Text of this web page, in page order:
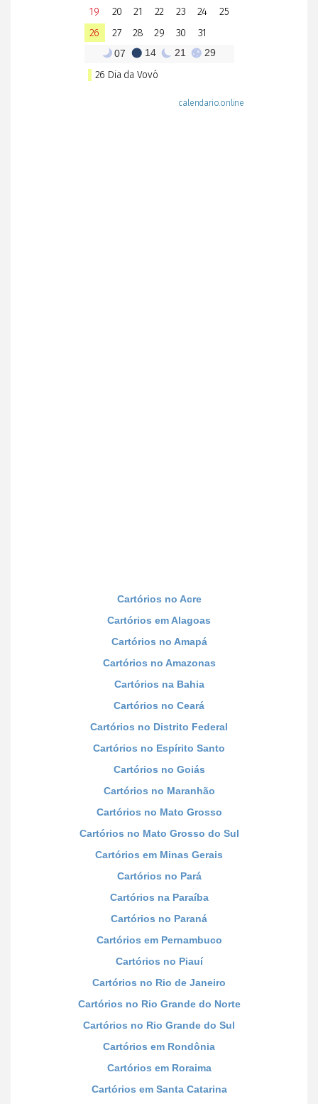
Cartórios no Acre
Cartórios em Alagoas
Cartórios no Amapá
Cartórios no Amazonas
Cartórios na Bahia
Cartórios no Ceará
Cartórios no Distrito Federal
Cartórios no Espírito Santo
Cartórios no Goiás
Cartórios no Maranhão
Cartórios no Mato Grosso
Cartórios no Mato Grosso do Sul
Cartórios em Minas Gerais
Cartórios no Pará
Cartórios na Paraíba
Cartórios no Paraná
Cartórios em Pernambuco
Cartórios no Piauí
Cartórios no Rio de Janeiro
Cartórios no Rio Grande do Norte
Cartórios no Rio Grande do Sul
Cartórios em Rondônia
Cartórios em Roraima
Cartórios em Santa Catarina